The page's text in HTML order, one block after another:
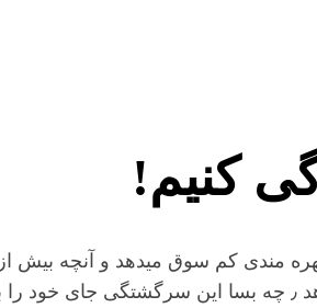
کنیم!
مندی کم سوق میدهد و آنچه
شد.